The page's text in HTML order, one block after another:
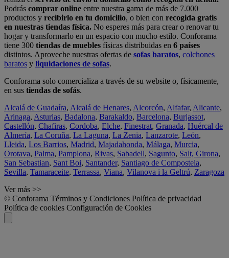
Podrás comprar online entre nuestra gama de más de 7.000
productos y recibirlo en tu domicilio, o bien con recogida gratis
en nuestras tiendas física. No esperes más para crear o renovar tu
hogar y transformarlo en un espacio con mucho estilo. Conforama
tiene 300 tiendas de muebles físicas distribuidas en 6 países
distintos. Aproveche nuestras ofertas de sofas baratos, colchones
baratos y liquidaciones de sofas.
Conforama solo comercializa a través de su website o, físicamente,
en sus tiendas de sofás.
Alcalá de Guadaíra, Alcalá de Henares, Alcorcón, Alfafar, Alicante,
Arinaga, Asturias, Badalona, Barakaldo, Barcelona, Burjassot,
Castellón, Chafiras, Cordoba, Elche, Finestrat, Granada, Huércal de
Almería, La Coruña, La Laguna, La Zenia, Lanzarote, León,
Lleida, Los Barrios, Madrid, Majadahonda, Málaga, Murcia,
Orotava, Palma, Pamplona, Rivas, Sabadell, Sagunto, Salt, Girona,
San Sebastian, Sant Boi, Santander, Santiago de Compostela,
Sevilla, Tamaraceite, Terrassa, Viana, Vilanova i la Geltrú, Zaragoza
Ver más >>
© Conforama Términos y Condiciones Política de privacidad
Política de cookies Configuración de Cookies